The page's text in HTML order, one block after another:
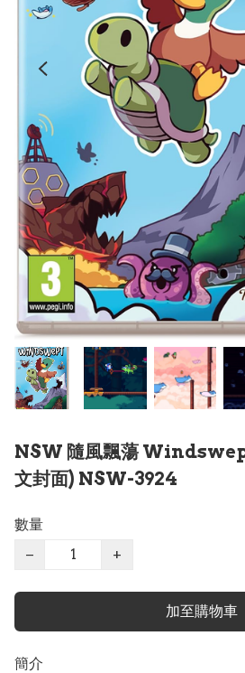
NSW 隨風飄蕩
文封面) NSW-3924
數量
−
+
加至購物車
簡介